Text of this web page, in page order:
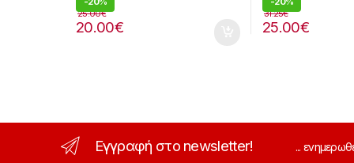
20.00€
25.00€
25.00€
31.25€
Εγγραφή στο newsletter! ...